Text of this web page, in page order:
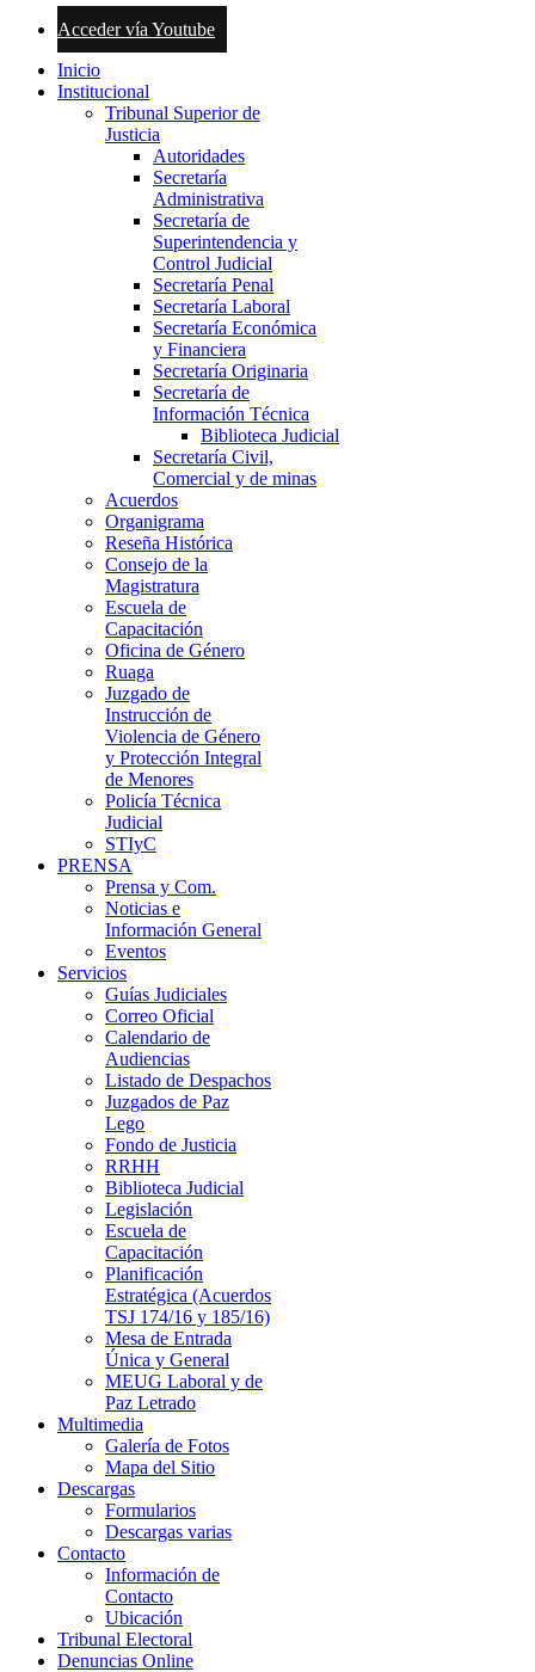
Acceder vía Youtube
Inicio
Institucional
Tribunal Superior de
Justicia
Autoridades
Secretaría
Administrativa
Secretaría de
Superintendencia y
Control Judicial
Secretaría Penal
Secretaría Laboral
Secretaría Económica
y Financiera
Secretaría Originaria
Secretaría de
Información Técnica
Biblioteca Judicial
Secretaría Civil,
Comercial y de minas
Acuerdos
Organigrama
Reseña Histórica
Consejo de la
Magistratura
Escuela de
Capacitación
Oficina de Género
Ruaga
Juzgado de
Instrucción de
Violencia de Género
y Protección Integral
de Menores
Policía Técnica
Judicial
STIyC
PRENSA
Prensa y Com.
Noticias e
Información General
Eventos
Servicios
Guías Judiciales
Correo Oficial
Calendario de
Audiencias
Listado de Despachos
Juzgados de Paz
Lego
Fondo de Justicia
RRHH
Biblioteca Judicial
Legislación
Escuela de
Capacitación
Planificación
Estratégica (Acuerdos
TSJ 174/16 y 185/16)
Mesa de Entrada
Única y General
MEUG Laboral y de
Paz Letrado
Multimedia
Galería de Fotos
Mapa del Sitio
Descargas
Formularios
Descargas varias
Contacto
Información de
Contacto
Ubicación
Tribunal Electoral
Denuncias Online